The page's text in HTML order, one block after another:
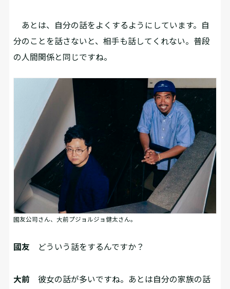
あとは、自分の話をよくするようにしています。自
分のことを話さないと、相手も話してくれない。普段
の人間関係と同じですね。
國友公司さん、大前プジョルジョ健太さん。
國友 どういう話をするんですか？
大前 彼女の話が多いですね。あとは自分の家族の話